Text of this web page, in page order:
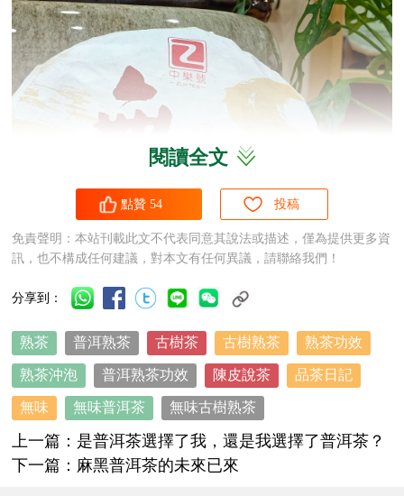
第四泡就開始厚重起來了，滋潤整個口腔，非常舒
服，一路延續到十三道，到十四道開始出現明顯的甜
閱讀全文
點贊 54 投稿
免責聲明：本站刊載此文不代表同意其說法或描述，僅為提供更多資
訊，也不構成任何建議，對本文有任何異議，請聯絡我們！
分享到：
熟茶 普洱熟茶 古樹茶 古樹熟茶 熟茶功效
熟茶沖泡 普洱熟茶功效 陳皮說茶 品茶日記
無味 無味普洱茶 無味古樹熟茶
上一篇： 是普洱茶選擇了我，還是我選擇了普洱茶？
下一篇： 麻黑普洱茶的未來已來